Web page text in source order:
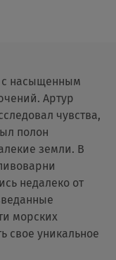
насыщенным
Артур
чувства,
полон
земли. В
недалеко от
морских
свое уникальное